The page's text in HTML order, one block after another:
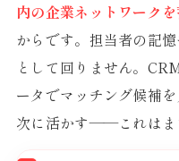
内の企業ネットワーク
からです。担当者の記
として回りません。
ータでマッチング候補
次に活かす——これはま